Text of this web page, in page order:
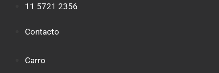
contenido
11 5721 2356
Contacto
Carro